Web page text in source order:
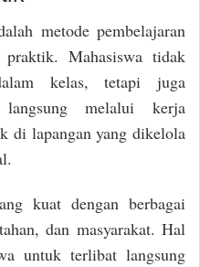
metode pembelajaran
praktik. Mahasiswa tidak
kelas, tetapi juga
langsung melalui kerja
di lapangan yang dikelola
kuat dengan berbagai
dan masyarakat. Hal
untuk terlibat langsung